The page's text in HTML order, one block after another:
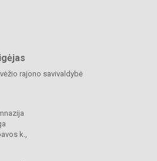
rajono savivaldybė
k.,